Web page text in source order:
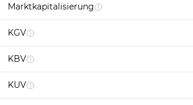
Marktkapitalisierung
KGV
KBV
KUV